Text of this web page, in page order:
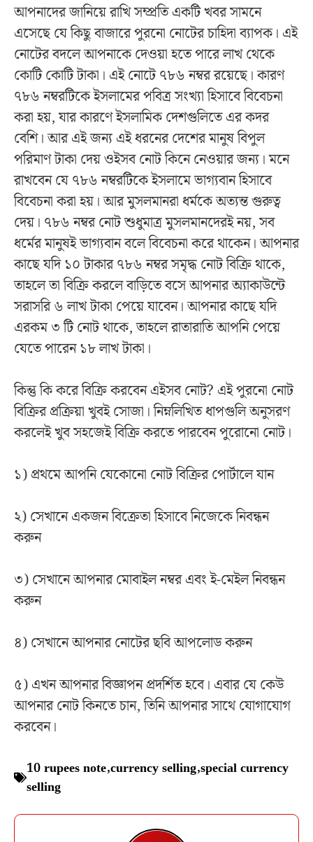
আপনাদের জানিয়ে রাখি সম্প্রতি একটি খবর সামনে
এসেছে যে কিছু বাজারে পুরনো নোটের চাহিদা ব্যাপক। এই
নোটের বদলে আপনাকে দেওয়া হতে পারে লাখ থেকে
কোটি কোটি টাকা। এই নোটে ৭৮৬ নম্বর রয়েছে। কারণ
৭৮৬ নম্বরটিকে ইসলামের পবিত্র সংখ্যা হিসাবে বিবেচনা
করা হয়, যার কারণে ইসলামিক দেশগুলিতে এর কদর
বেশি। আর এই জন্য এই ধরনের দেশের মানুষ বিপুল
পরিমাণ টাকা দেয় ওইসব নোট কিনে নেওয়ার জন্য। মনে
রাখবেন যে ৭৮৬ নম্বরটিকে ইসলামে ভাগ্যবান হিসাবে
বিবেচনা করা হয়। আর মুসলমানরা ধর্মকে অত্যন্ত গুরুত্ব
দেয়। ৭৮৬ নম্বর নোট শুধুমাত্র মুসলমানদেরই নয়, সব
ধর্মের মানুষই ভাগ্যবান বলে বিবেচনা করে থাকেন। আপনার
কাছে যদি ১০ টাকার ৭৮৬ নম্বর সমৃদ্ধ নোট বিক্রি থাকে,
তাহলে তা বিক্রি করলে বাড়িতে বসে আপনার অ্যাকাউন্টে
সরাসরি ৬ লাখ টাকা পেয়ে যাবেন। আপনার কাছে যদি
এরকম ৩ টি নোট থাকে, তাহলে রাতারাতি আপনি পেয়ে
যেতে পারেন ১৮ লাখ টাকা।
কিন্তু কি করে বিক্রি করবেন এইসব নোট? এই পুরনো নোট
বিক্রির প্রক্রিয়া খুবই সোজা। নিম্নলিখিত ধাপগুলি অনুসরণ
করলেই খুব সহজেই বিক্রি করতে পারবেন পুরোনো নোট।
১) প্রথমে আপনি যেকোনো নোট বিক্রির পোর্টালে যান
২) সেখানে একজন বিক্রেতা হিসাবে নিজেকে নিবন্ধন
করুন
৩) সেখানে আপনার মোবাইল নম্বর এবং ই-মেইল নিবন্ধন
করুন
৪) সেখানে আপনার নোটের ছবি আপলোড করুন
৫) এখন আপনার বিজ্ঞাপন প্রদর্শিত হবে। এবার যে কেউ
আপনার নোট কিনতে চান, তিনি আপনার সাথে যোগাযোগ
করবেন।
10 rupees note,currency selling,special currency
selling